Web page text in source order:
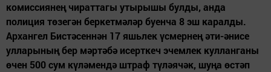
комиссиянең чираттагы утырышы булды, анда
полиция төзегән беркетмәләр буенча 8 эш каралды.
Архангел Бистәсеннән 17 яшьлек үсмернең әти-әнисе
улларының бер мәртәбә исерткеч эчемлек кулланганы
өчен 500 сум күләмендә штраф түләячәк, шуңа өстәп